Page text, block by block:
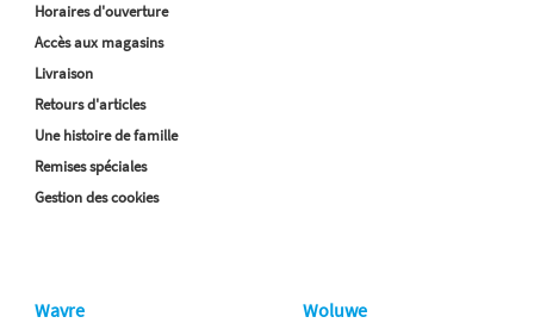
Horaires d'ouverture
Accès aux magasins
Livraison
Retours d'articles
Une histoire de famille
Remises spéciales
Gestion des cookies
Wavre Woluwe